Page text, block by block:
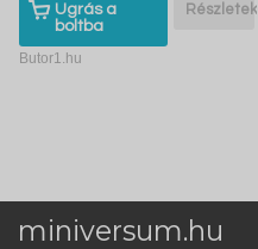
Ugrás a
boltba
Részletek
Butor1.hu
miniversum.hu